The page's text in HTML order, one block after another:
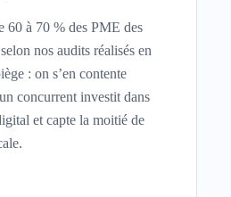
60 à 70 % des PME des
nos audits réalisés en
: on s’en contente
concurrent investit dans
et capte la moitié de